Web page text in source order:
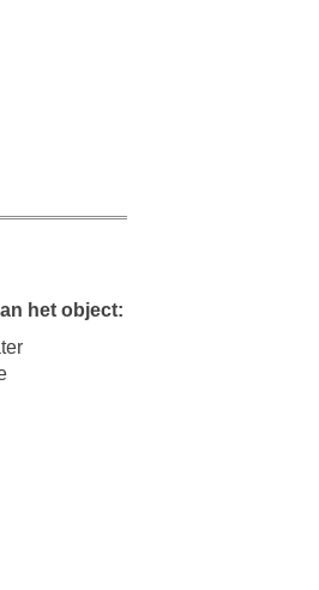
het object: